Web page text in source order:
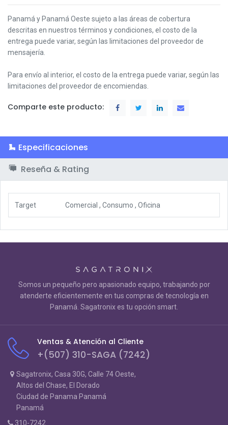
Panamá y Panamá Oeste sujeto a las áreas de cobertura
descritas en nuestros términos y condiciones, el costo de la
entrega puede variar, según las limitaciones del proveedor de
mensajería.
Para envío al interior, el costo de la entrega puede variar, según las
limitaciones del proveedor de encomiendas.
Comparte este producto:
Especificaciones
Reseña & Rating
Target Comercial , Consumo , Oficina
Somos un pequeño pero apasionado equipo, trabajando por
atenderte eficientemente en tus compras de tecnología en
Panamá. Sagatronix es tu opción smart.
Ventas & Atención al Cliente
+(507) 310-SAGA (7242)
Sagatronix, Casa 30G, Calle 74 Oeste,
Altos del Chase, El Dorado
Ciudad de Panama Panamá
Panamá
310-7242